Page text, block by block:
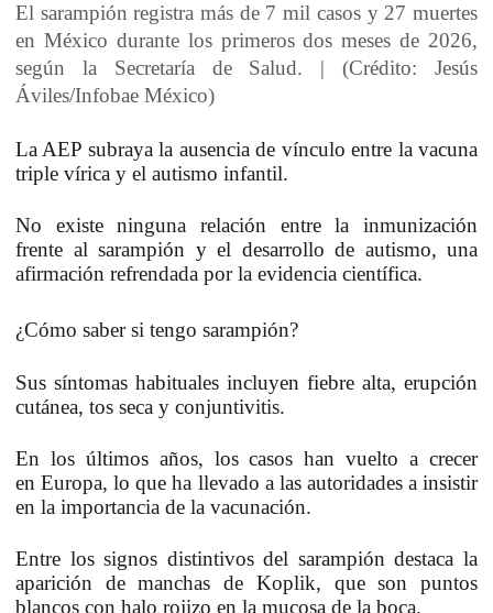
El sarampión registra más de 7 mil casos y 27 muertes
en México durante los primeros dos meses de 2026,
según la Secretaría de Salud. | (Crédito: Jesús
Áviles/Infobae México)
La AEP subraya la ausencia de vínculo entre la vacuna
triple vírica y el autismo infantil.
No existe ninguna relación entre la inmunización
frente al sarampión y el desarrollo de autismo, una
afirmación refrendada por la evidencia científica.
¿Cómo saber si tengo sarampión?
Sus síntomas habituales incluyen fiebre alta, erupción
cutánea, tos seca y conjuntivitis.
En los últimos años, los casos han vuelto a crecer
enEuropa, lo que ha llevado a las autoridades a insistir
en la importancia de la vacunación.
Entre los signos distintivos del sarampión destaca la
aparición demanchas de Koplik, que son puntos
blancos con halo rojizo en la mucosa de la boca.